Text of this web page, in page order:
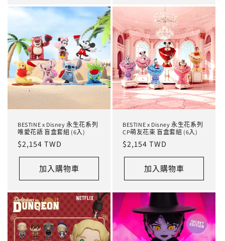
BESTINE x Disney 永生花系列
唯愛花語 盲盒套組 (6入)
定
價
$2,154 TWD
加入購物車
BESTINE x Disney 永生花系列
CP萌友花束 盲盒套組 (6入)
定
價
$2,154 TWD
加入購物車